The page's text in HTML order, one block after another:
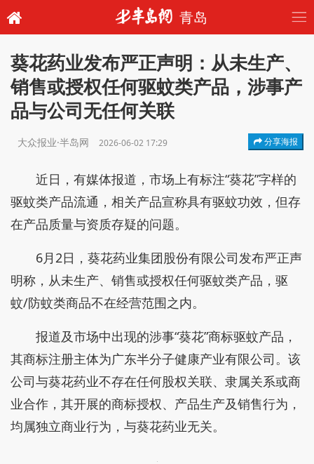
青岛
葵花药业发布严正声明：从未生产、
销售或授权任何驱蚊类产品，涉事产
品与公司无任何关联
大众报业·半岛网 2026-06-02 17:29 分享海报
近日，有媒体报道，市场上有标注“葵花”字样的
驱蚊类产品流通，相关产品宣称具有驱蚊功效，但存
在产品质量与资质存疑的问题。
6月2日，葵花药业集团股份有限公司发布严正声
明称，从未生产、销售或授权任何驱蚊类产品，驱
蚊/防蚊类商品不在经营范围之内。
报道及市场中出现的涉事“葵花”商标驱蚊产品，
其商标注册主体为广东半分子健康产业有限公司。该
公司与葵花药业不存在任何股权关联、隶属关系或商
业合作，其开展的商标授权、产品生产及销售行为，
均属独立商业行为，与葵花药业无关。